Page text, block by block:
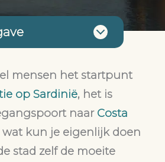
mensen het startpunt
op Sardinië, het is
naar Costa
wat kun je eigenlijk doen
stad zelf de moeite